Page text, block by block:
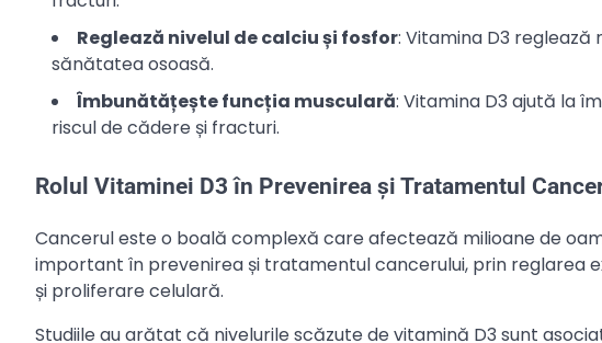
Reglează nivelul de calciu și fosfor: Vitamina D3 reglează
sănătatea osoasă.
Îmbunătățește funcția musculară: Vitamina D3 ajută la
riscul de cădere și fracturi.
Rolul Vitaminei D3 în Prevenirea și Tratamentul
Cancerul este o boală complexă care afectează milioane de
important în prevenirea și tratamentul cancerului, prin reglarea
și proliferare celulară.
Studiile au arătat că nivelurile scăzute de vitamină D3 sunt